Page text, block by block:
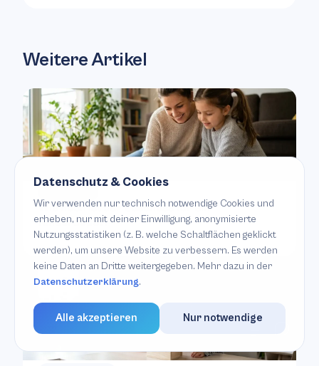
Weitere Artikel
Wie hoch ist der Zuschuss für ein
Kinderdepot?
Weiterlesen
Datenschutz & Cookies
Wir verwenden nur technisch notwendige Cookies und
erheben, nur mit deiner Einwilligung, anonymisierte
Nutzungsstatistiken (z. B. welche Schaltflächen geklickt
werden), um unsere Website zu verbessern. Es werden
keine Daten an Dritte weitergegeben. Mehr dazu in der
Datenschutzerklärung.
Alle akzeptieren Nur notwendige